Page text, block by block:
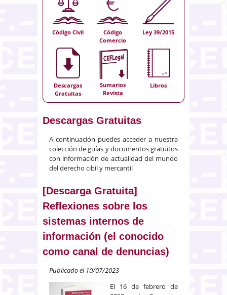
Código Civil
Código
Comercio
Ley 39/2015
Descargas
Gratuitas
Sumarios
Revista
Libros
Descargas Gratuitas
A continuación puedes acceder a nuestra
colección de guías y documentos gratuitos
con información de actualidad del mundo
del derecho cibil y mercantil
[Descarga Gratuita]
Reflexiones sobre los
sistemas internos de
información (el conocido
como canal de denuncias)
Publicado el 10/07/2023
El 16 de febrero de